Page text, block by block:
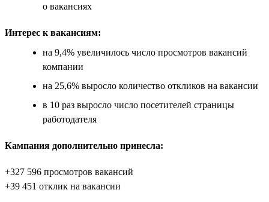
о вакансиях
Интерес к вакансиям:
на 9,4% увеличилось число просмотров вакансий
компании
на 25,6% выросло количество откликов на вакансии
в 10 раз выросло число посетителей страницы
работодателя
Кампания дополнительно принесла:
+327 596 просмотров вакансий
+39 451 отклик на вакансии